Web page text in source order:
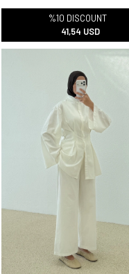
%10 DISCOUNT
41,54 USD